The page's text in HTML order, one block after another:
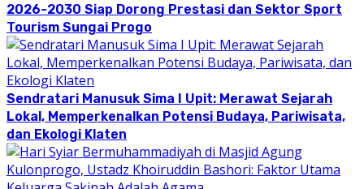
2026-2030 Siap Dorong Prestasi dan Sektor Sport
Tourism Sungai Progo
Sendratari Manusuk Sima I Upit: Merawat Sejarah
Lokal, Memperkenalkan Potensi Budaya, Pariwisata,
dan Ekologi Klaten